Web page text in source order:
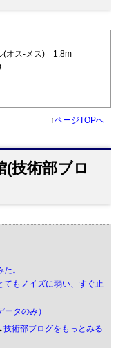
(オス-メス) 1.8m
↑ページTOPへ
(技術部ブロ
。
もノイズに弱い、すぐ止
タのみ）
技術部ブログをもっとみる